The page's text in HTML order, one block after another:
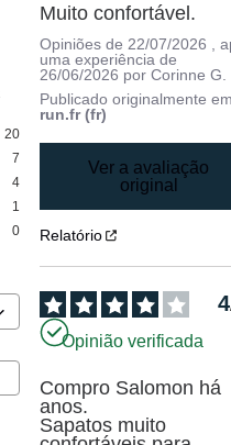
20
7
4
1
0
Muito confortável.
Opiniões de 22/07/2026
,
uma experiência de
26/06/2026 porCorinne G.
Publicado originalmente
run.fr (fr)
Ver a avaliação
original
Relatório
4
Opinião verificada
Compro Salomon há
anos.
Sapatos muito